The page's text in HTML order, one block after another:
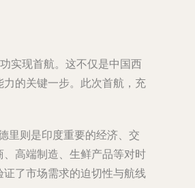
实现首航。这不仅是中国西
的关键一步。此次首航，充
里则是印度重要的经济、交
高端制造、生鲜产品等对时
了市场需求的迫切性与航线